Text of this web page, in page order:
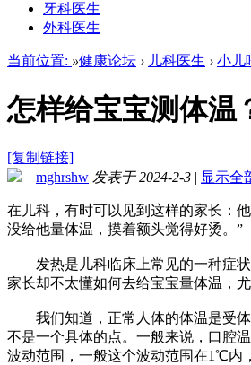
牙科医生
外科医生
当前位置: »健康论坛 › 儿科医生 › 小儿
怎样给宝宝测体温
[复制链接]
mghrshw 发表于 2024-2-3 | 显示全
在儿科，有时可以见到这样的家长：
没给他量体温，摸着额头觉得好烫。”
发热是儿科临床上常见的一种症状
家长却不太懂如何去给宝宝量体温，
我们知道，正常人体的体温是受体
不是一个具体的点。一般来说，口腔
波动范围，一般这个波动范围在1℃内